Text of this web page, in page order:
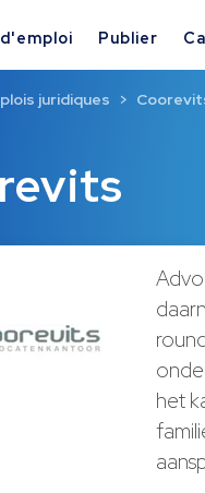
Publier
juridiques
het